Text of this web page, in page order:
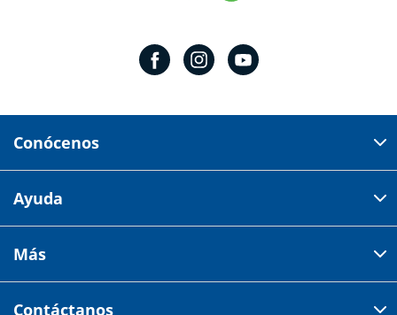
Conócenos
Av 18 de marzo # 309. Colonia la Nogalera.
Tiendas
Ayuda
Centro de ayuda
Más
Contáctanos